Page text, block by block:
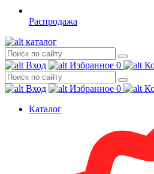
Распродажа
каталог
Вход Избранное 0
Вход Избранное 0
Каталог